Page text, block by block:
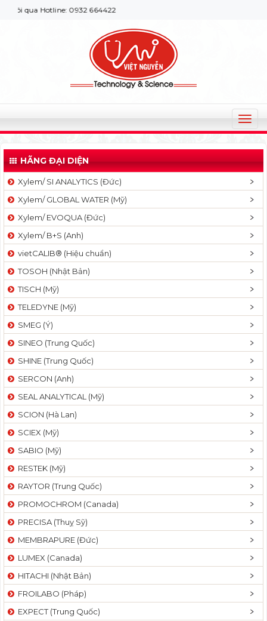
qua Hotline: 0932 664422
T
o
g
l
v
a
t
n
HÃNG ĐẠI DIỆN
Xylem/ SI ANALYTICS (Đức)
Xylem/ GLOBAL WATER (Mỹ)
Xylem/ EVOQUA (Đức)
Xylem/ B+S (Anh)
vietCALIB® (Hiệu chuẩn)
TOSOH (Nhật Bản)
TISCH (Mỹ)
TELEDYNE (Mỹ)
SMEG (Ý)
SINEO (Trung Quốc)
SHINE (Trung Quốc)
SERCON (Anh)
SEAL ANALYTICAL (Mỹ)
SCION (Hà Lan)
SCIEX (Mỹ)
SABIO (Mỹ)
RESTEK (Mỹ)
RAYTOR (Trung Quốc)
PROMOCHROM (Canada)
PRECISA (Thuỵ Sỹ)
MEMBRAPURE (Đức)
LUMEX (Canada)
HITACHI (Nhật Bản)
FROILABO (Pháp)
EXPECT (Trung Quốc)